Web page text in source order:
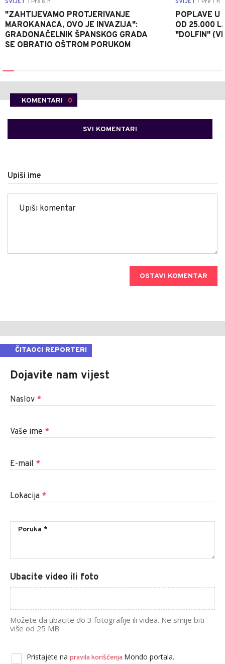
"ZAHTIJEVAMO PROTJERIVANJE
MAROKANACA, OVO JE INVAZIJA":
GRADONAČELNIK ŠPANSKOG GRADA
SE OBRATIO OŠTROM PORUKOM
POPLAVE U
OD 25.000
"DOLFIN"
KOMENTARI 0
SVI KOMENTARI
Upiši ime
OSTAVI KOMENTAR
ČITAOCI REPORTERI
Dojavite nam vijest
Naslov *
Vaše ime *
E-mail *
Lokacija *
Ubacite video ili foto
Možete da ubacite do 3 fotografije ili videa. Ne smije biti
više od 25 MB.
Pristajete na pravila korišćenja Mondo portala.